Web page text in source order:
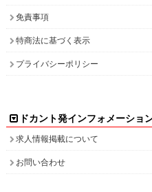
ドカント発インフォメーション
求人情報掲載について
お問い合わせ
ドカント本サイト以外にこちら
ドカント公式 X(旧Twitter)
ドカント公式 Instagram